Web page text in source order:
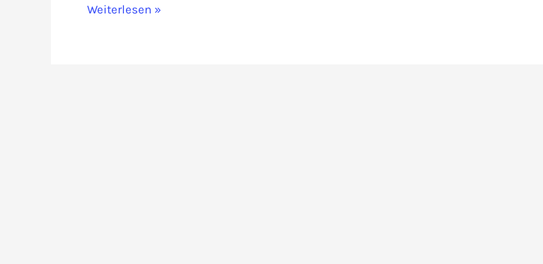
Neuer
Weiterlesen »